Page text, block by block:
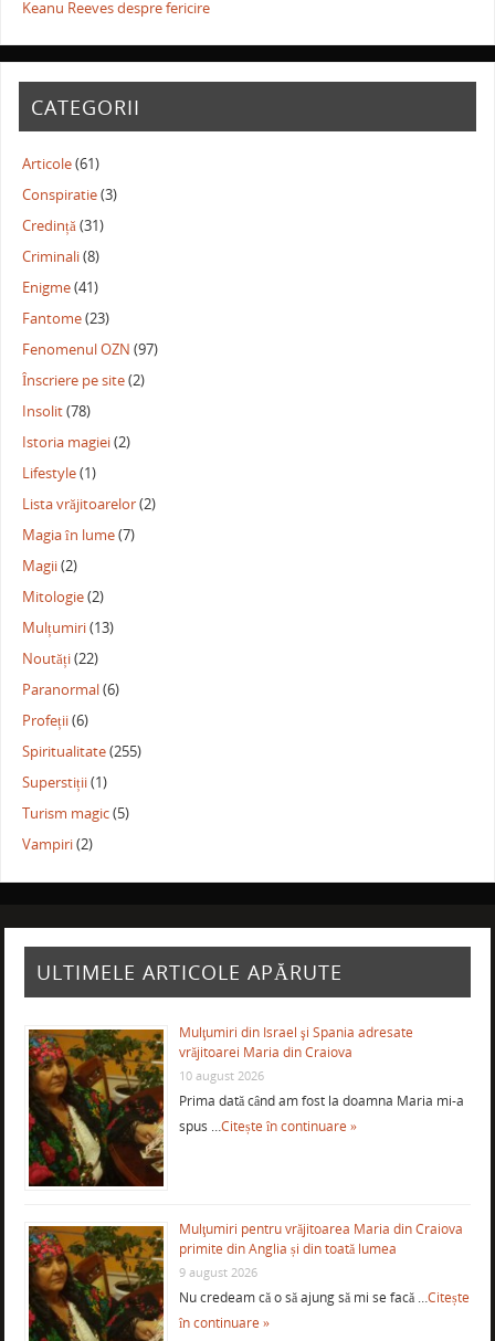
Keanu Reeves despre fericire
CATEGORII
Articole(61)
Conspiratie(3)
Credință(31)
Criminali(8)
Enigme(41)
Fantome(23)
Fenomenul OZN (97)
Înscriere pe site(2)
Insolit(78)
Istoria magiei(2)
Lifestyle(1)
Lista vrăjitoarelor(2)
Magia în lume(7)
Magii(2)
Mitologie(2)
Mulțumiri(13)
Noutăți(22)
Paranormal(6)
Profeții(6)
Spiritualitate(255)
Superstiții(1)
Turism magic(5)
Vampiri(2)
ULTIMELE ARTICOLE APĂRUTE
Mulţumiri din Israel şi Spania adresate
vrăjitoarei Maria din Craiova
10 august 2026
Prima dată când am fost la doamna Maria mi-a
spus …Citește în continuare »
Mulţumiri pentru vrăjitoarea Maria din Craiova
primite din Anglia și din toată lumea
9 august 2026
Nu credeam că o să ajung să mi se facă …Citește
în continuare »